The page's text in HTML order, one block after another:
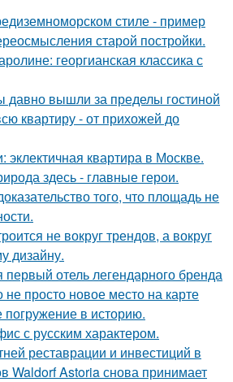
стиле - пример
старой постройки.
георгианская классика с
давно вышли за пределы гостиной
квартиру - от прихожей до
эклектичная квартира в Москве.
здесь - главные герои.
того, что площадь не
не вокруг трендов, а вокруг
дизайну.
отель легендарного бренда
не просто новое место на карте
в историю.
с русским характером.
реставрации и инвестиций в
Waldorf Astoria снова принимает